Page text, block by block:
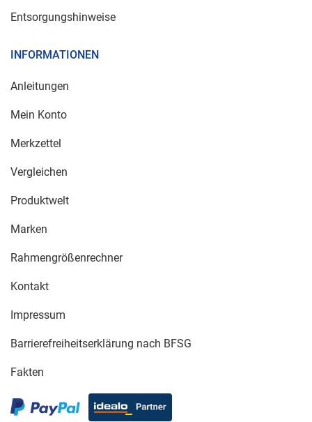
Entsorgungshinweise
INFORMATIONEN
Anleitungen
Mein Konto
Merkzettel
Vergleichen
Produktwelt
Marken
Rahmengrößenrechner
Kontakt
Impressum
Barrierefreiheitserklärung nach BFSG
Fakten